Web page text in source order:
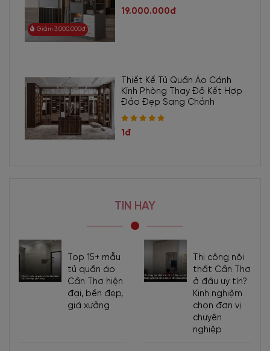
Giảm 3.000.000đ
19.000.000đ
Thiết Kế Tủ Quần Áo Cánh
Kính Phòng Thay Đồ Kết Hợp
Đảo Đẹp Sang Chảnh
1đ
TIN HAY
Top 15+ mẫu
tủ quần áo
Cần Thơ hiện
đại, bền đẹp,
giá xưởng
Thi công nội
thất Cần Thơ
ở đâu uy tín?
Kinh nghiệm
chọn đơn vị
chuyên
nghiệp